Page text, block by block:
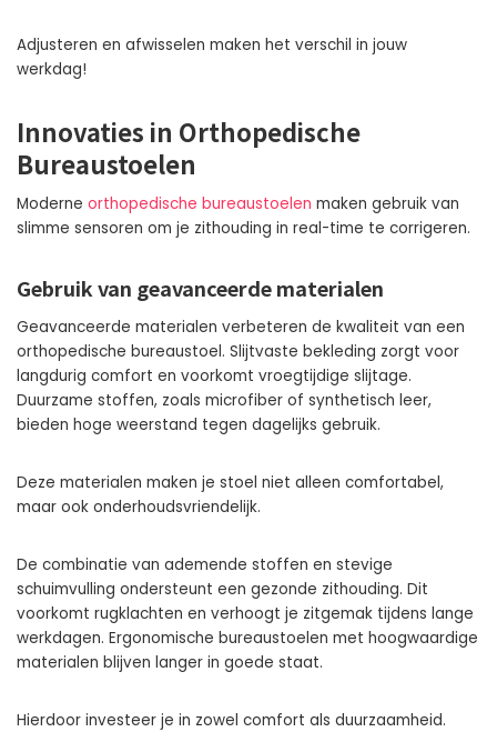
Adjusteren en afwisselen maken het verschil in jouw
werkdag!
Innovaties in Orthopedische
Bureaustoelen
Moderne orthopedische bureaustoelen maken gebruik van
slimme sensoren om je zithouding in real-time te corrigeren.
Gebruik van geavanceerde materialen
Geavanceerde materialen verbeteren de kwaliteit van een
orthopedische bureaustoel. Slijtvaste bekleding zorgt voor
langdurig comfort en voorkomt vroegtijdige slijtage.
Duurzame stoffen, zoals microfiber of synthetisch leer,
bieden hoge weerstand tegen dagelijks gebruik.
Deze materialen maken je stoel niet alleen comfortabel,
maar ook onderhoudsvriendelijk.
De combinatie van ademende stoffen en stevige
schuimvulling ondersteunt een gezonde zithouding. Dit
voorkomt rugklachten en verhoogt je zitgemak tijdens lange
werkdagen. Ergonomische bureaustoelen met hoogwaardige
materialen blijven langer in goede staat.
Hierdoor investeer je in zowel comfort als duurzaamheid.